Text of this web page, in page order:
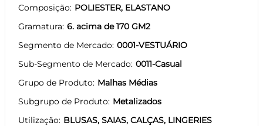
Composição POLIESTER, ELASTANO
Gramatura 6. acima de 170 GM2
Segmento de Mercado 0001-VESTUÁRIO
Sub-Segmento de Mercado 0011-Casual
Grupo de Produto Malhas Médias
Subgrupo de Produto Metalizados
Utilização BLUSAS, SAIAS, CALÇAS, LINGERIES